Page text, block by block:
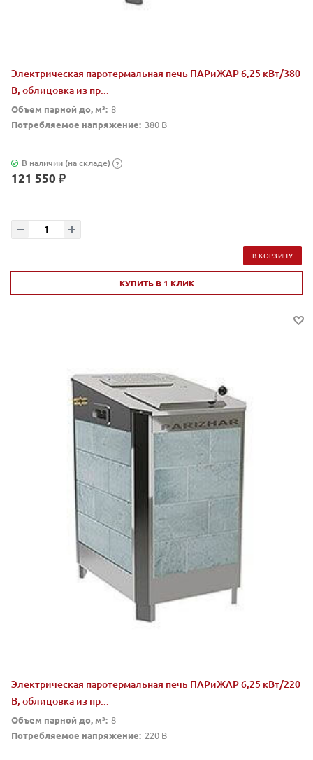
Электрическая паротермальная печь ПАРиЖАР 6,25 кВт/380
В, облицовка из пр...
Объем парной до, м³: 8
Потребляемое напряжение: 380 В
В наличии (на складе) ?
121 550 ₽
В КОРЗИНУ
КУПИТЬ В 1 КЛИК
Электрическая паротермальная печь ПАРиЖАР 6,25 кВт/220
В, облицовка из пр...
Объем парной до, м³: 8
Потребляемое напряжение: 220 В